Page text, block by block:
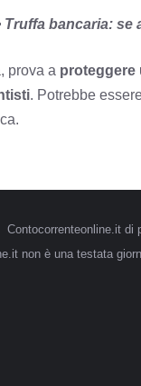
Truffa bancaria: se
prova a proteggere
. Potrebbe
Contocorrenteonline.it di
non è una testata